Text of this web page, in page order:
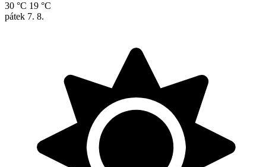
30 °C 19 °C
pátek 7. 8.